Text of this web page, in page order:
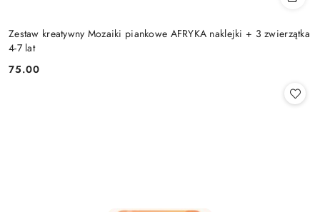
Zestaw kreatywny Mozaiki piankowe AFRYKA naklejki + 3 zwierzątka
4-7 lat
Cena:
75.00